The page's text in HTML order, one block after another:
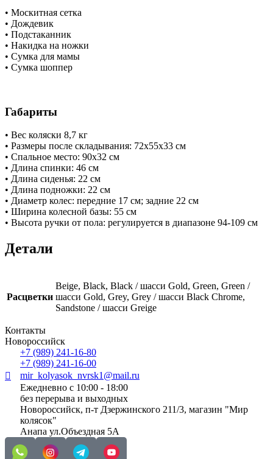
• Москитная сетка
• Дождевик
• Подстаканник
• Накидка на ножки
• Сумка для мамы
• Сумка шоппер
Габариты
• Вес коляски 8,7 кг
• Размеры после складывания: 72х55х33 см
• Спальное место: 90х32 см
• Длина спинки: 46 см
• Длина сиденья: 22 см
• Длина подножки: 22 см
• Диаметр колес: передние 17 см; задние 22 см
• Ширина колесной базы: 55 см
• Высота ручки от пола: регулируется в диапазоне 94-109 см
Детали
Расцветки
Beige, Black, Black / шасси Gold, Green, Green /
шасси Gold, Grey, Grey / шасси Black Chrome,
Sandstone / шасси Greige
Контакты
Новороссийск
+7 (989) 241-16-80
+7 (989) 241-16-00
mir_kolyasok_nvrsk1@mail.ru
Ежедневно с 10:00 - 18:00
без перерыва и выходных
Новороссийск, п-т Дзержинского 211/3, магазин "Мир
колясок"
Анапа ул.Объездная 5А